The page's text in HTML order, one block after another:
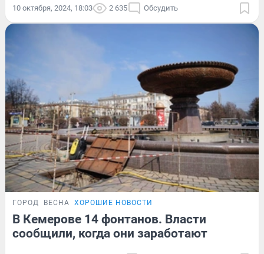
10 октября, 2024, 18:03 2 635 Обсудить
ГОРОД ВЕСНА ХОРОШИЕ НОВОСТИ
В Кемерове 14 фонтанов. Власти
сообщили, когда они заработают